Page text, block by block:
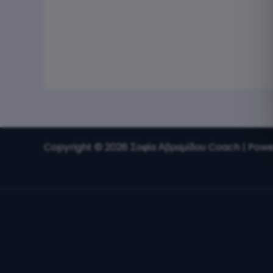
Copyright © 2026 Σοφία Αβραμίδου Coach |